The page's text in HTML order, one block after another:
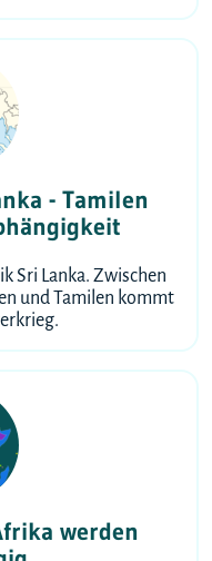
- Tamilen
Sri Lanka. Zwischen
und Tamilen kommt
werden